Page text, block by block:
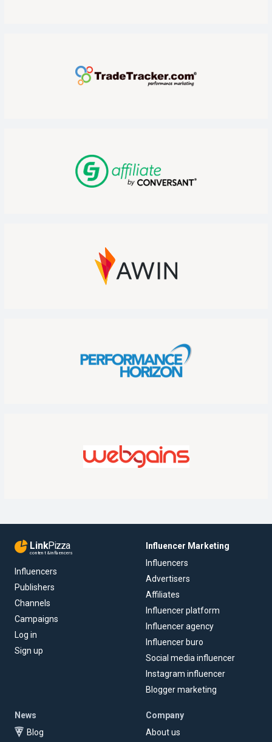
LinkPizza
content & influencers
Influencers
Publishers
Channels
Campaigns
Log in
Sign up
Influencer Marketing
Influencers
Advertisers
Affiliates
Influencer platform
Influencer agency
Influencer buro
Social media influencer
Instagram influencer
Blogger marketing
News
Blog
Company
About us